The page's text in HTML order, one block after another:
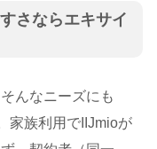
さならエキサイ
んなニーズにも
家族利用でIIJmioが